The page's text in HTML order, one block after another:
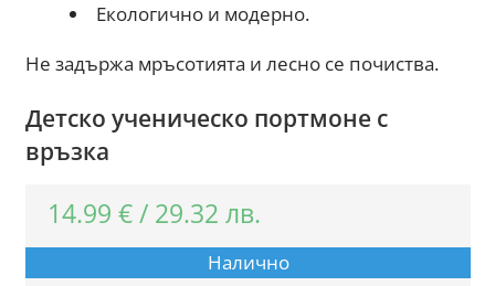
Екологично и модерно.
Не задържа мръсотията и лесно се почиства.
Детско ученическо портмоне с
връзка
14.99€ / 29.32лв.
Налично